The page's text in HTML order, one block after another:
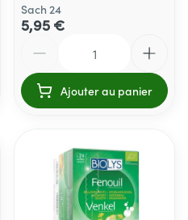
Sach 24
5,95 €
Ajouter au panier